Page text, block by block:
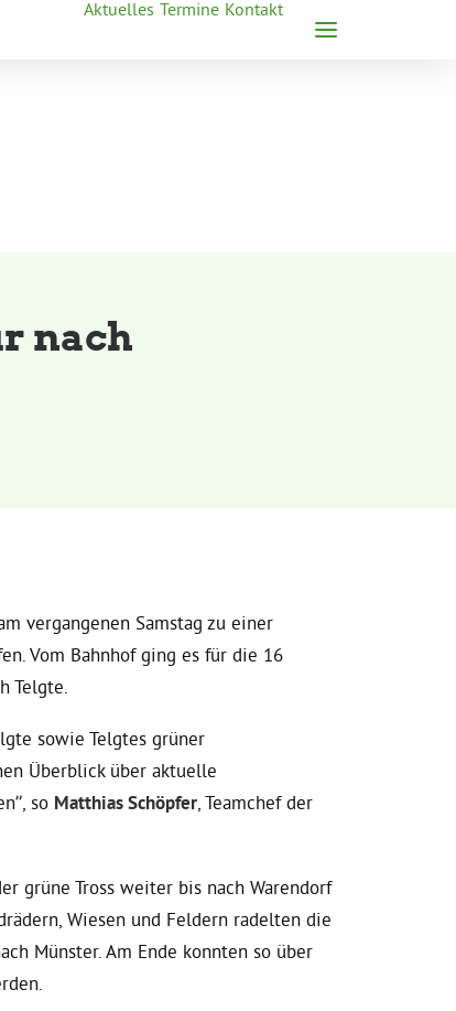
Aktuelles Termine Kontakt
nach
vergangenen Samstag zu einer
Vom Bahnhof ging es für die 16
Telgte.
sowie Telgtes grüner
Überblick über aktuelle
so Matthias Schöpfer , Teamchef der
grüne Tross weiter bis nach Warendorf
Wiesen und Feldern radelten die
Münster. Am Ende konnten so über